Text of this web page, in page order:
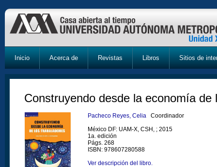
Inicio Acerca de Revistas Libros Sitios de
Construyendo desde la economía de
Pacheco Reyes, Celia Coordinador
México DF: UAM-X, CSH, ; 2015
1a. edición
Págs. 268
ISBN: 978607280588
Ver descripción del libro.